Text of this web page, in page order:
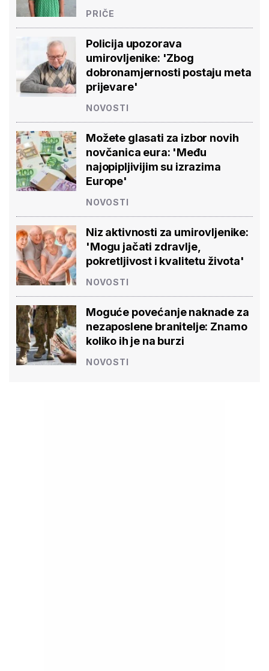
PRIČE
Policija upozorava
umirovljenike: 'Zbog
dobronamjernosti postaju meta
prijevare'
NOVOSTI
Možete glasati za izbor novih
novčanica eura: 'Među
najopipljivijim su izrazima
Europe'
NOVOSTI
Niz aktivnosti za umirovljenike:
'Mogu jačati zdravlje,
pokretljivost i kvalitetu života'
NOVOSTI
Moguće povećanje naknade za
nezaposlene branitelje: Znamo
koliko ih je na burzi
NOVOSTI